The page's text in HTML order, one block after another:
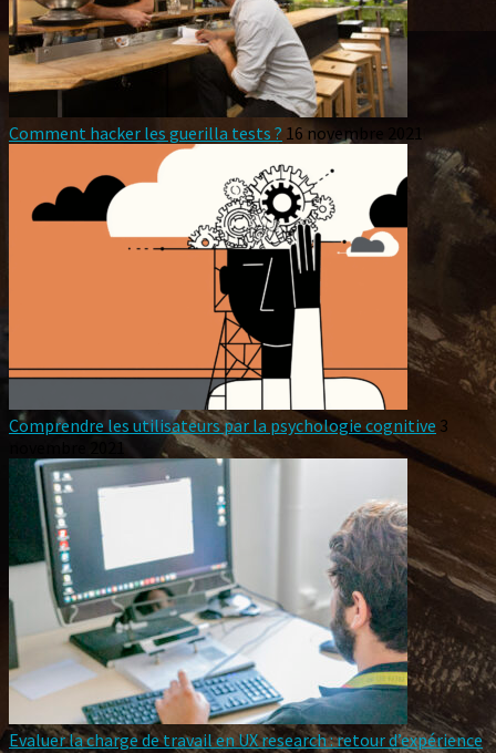
Comment hacker les guerilla tests ? 16 novembre 2021
Comprendre les utilisateurs par la psychologie cognitive 3
novembre 2021
Evaluer la charge de travail en UX research : retour d’expérience